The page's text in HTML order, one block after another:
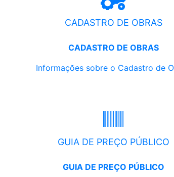
CADASTRO DE OBRAS
CADASTRO DE OBRAS
Informações sobre o Cadastro de
GUIA DE PREÇO PÚBLICO
GUIA DE PREÇO PÚBLICO